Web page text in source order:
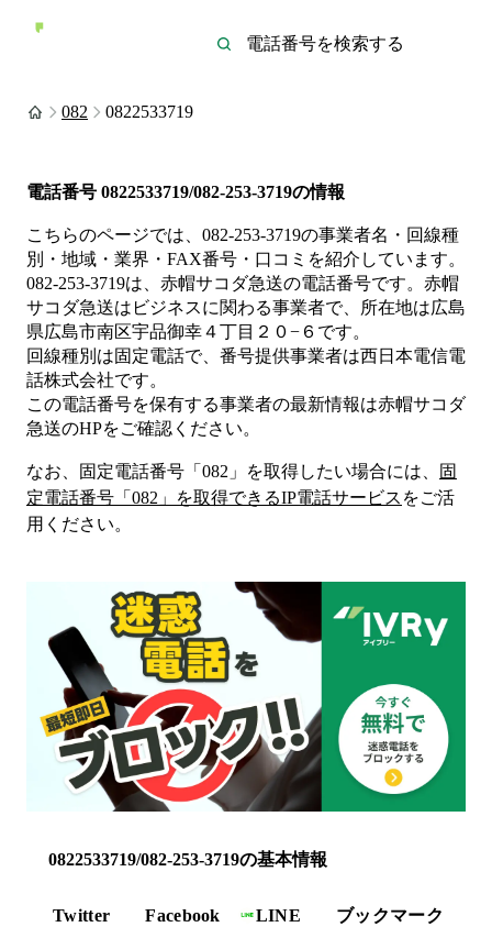
082 0822533719
電話番号 0822533719/082-253-3719の情報
こちらのページでは、 082-253-3719の事業者名・回線種
別・地域・業界・FAX番号・口コミを紹介しています。
082-253-3719は、 赤帽サコダ急送の電話番号です。 赤帽
サコダ急送は ビジネスに関わる事業者で、所在地は広島
県広島市南区宇品御幸４丁目２０−６ です。
回線種別は固定電話で、番号提供事業者は西日本電信電
話株式会社です。
この電話番号を保有する事業者の最新情報は赤帽サコダ
急送のHPをご確認ください。
なお、固定電話番号「 082 」を取得したい場合には、
固
定電話番号「 082 」を取得できるIP電話サービス をご活
用ください。
0822533719/082-253-3719の基本情報
Twitter Facebook LINE
ブックマーク